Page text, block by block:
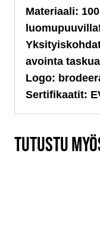
Materiaali:
avointa taskua
Logo:
Sertifikaatit:
TUTUSTU